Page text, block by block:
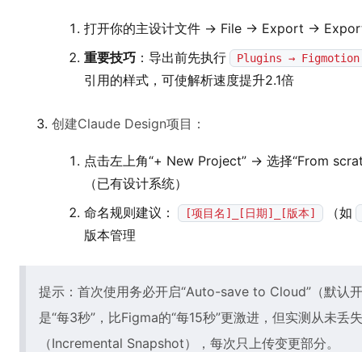
打开你的主设计文件 → File → Export →
重要技巧 ：导出前先执行 Plugins →
引用的样式，可使解析速度提升2.1倍
创建Claude Design项目：
点击左上角“+ New Project” → 选择“From
（已有设计系统）
命名规则建议：
[项目名]_[日期]_[版本]
（如
版本管理
提示：首次使用务必开启“Auto-save to Cloud”（默认
是“每3秒”，比Figma的“每15秒”更激进，但实测从未
（Incremental Snapshot），每次只上传变更部分。